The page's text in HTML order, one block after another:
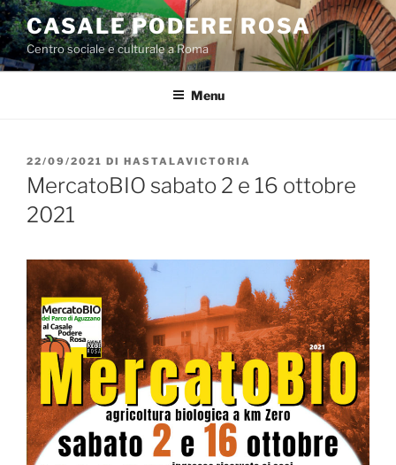
Salta
al
contenuto
CASALE PODERE ROSA
Centro sociale e culturale a Roma
Menu
PUBBLICATO
IL
22/09/2021 DI HASTALAVICTORIA
MercatoBIO sabato 2 e 16 ottobre
2021